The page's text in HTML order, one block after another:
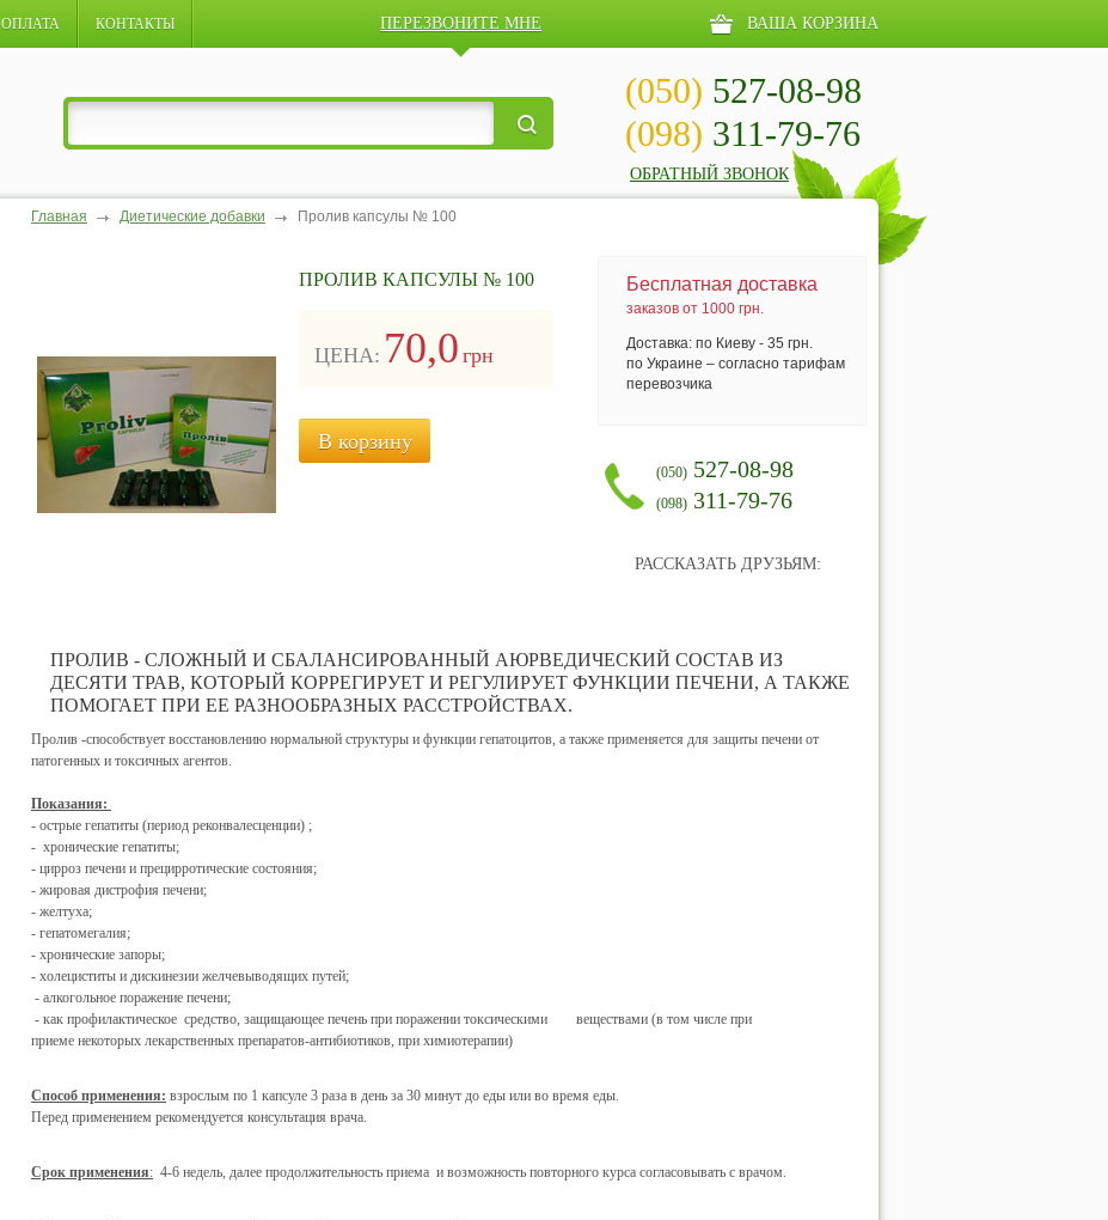
ОПЛАТА КОНТАКТЫ ПЕРЕЗВОНИТЕ МНЕ ВАША КОРЗИНА
(050) 527-08-98
(098) 311-79-76
ОБРАТНЫЙ ЗВОНОК
Главная Диетические добавки Пролив капсулы № 100
ПРОЛИВ КАПСУЛЫ № 100
ЦЕНА: 70,0 грн
В корзину
Бесплатная доставка
заказов от 1000 грн.
Доставка: по Киеву - 35 грн.
по Украине – согласно тарифам
перевозчика
(050) 527-08-98
(098) 311-79-76
РАССКАЗАТЬ ДРУЗЬЯМ:
ПРОЛИВ - СЛОЖНЫЙ И СБАЛАНСИРОВАННЫЙ АЮРВЕДИЧЕСКИЙ СОСТАВ ИЗ
ДЕСЯТИ ТРАВ, КОТОРЫЙ КОРРЕГИРУЕТ И РЕГУЛИРУЕТ ФУНКЦИИ ПЕЧЕНИ, А ТАКЖЕ
ПОМОГАЕТ ПРИ ЕЕ РАЗНООБРАЗНЫХ РАССТРОЙСТВАХ.
Пролив -способствует восстановлению нормальной структуры и функции гепатоцитов, а также применяется для защиты печени от
патогенных и токсичных агентов.
Показания:
- острые гепатиты (период реконвалесценции) ;
- хронические гепатиты;
- цирроз печени и прецирротические состояния;
- жировая дистрофия печени;
- желтуха;
- гепатомегалия;
- хронические запоры;
- холециститы и дискинезии желчевыводящих путей;
- алкогольное поражение печени;
- как профилактическое средство, защищающее печень при поражении токсическими веществами (в том числе при
приеме некоторых лекарственных препаратов-антибиотиков, при химиотерапии)
Способ применения: взрослым по 1 капсуле 3 раза в день за 30 минут до еды или во время еды.
Перед применением рекомендуется консультация врача.
Срок применения: 4-6 недель, далее продолжительность приема и возможность повторного курса согласовывать с врачом.